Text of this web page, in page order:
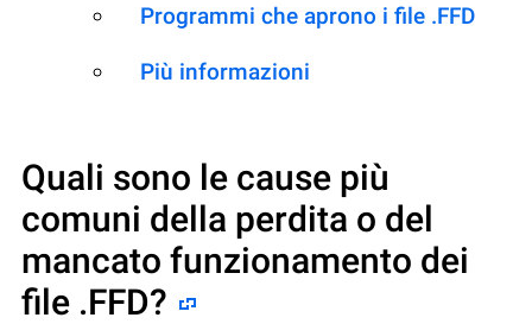
Programmi che aprono i file .FFD
Più informazioni
Quali sono le cause più
comuni della perdita o del
mancato funzionamento dei
file .FFD?